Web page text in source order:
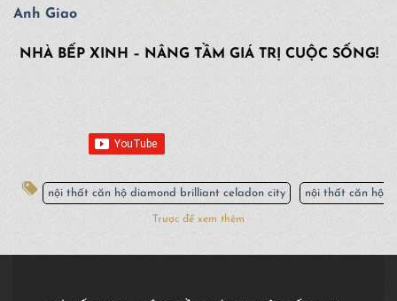
Anh Giao
NHÀ BẾP XINH – NÂNG TẦM GIÁ TRỊ CUỘC SỐNG!
nội thất căn hộ diamond brilliant celadon city nội thất căn hộ
Trược để xem thêm